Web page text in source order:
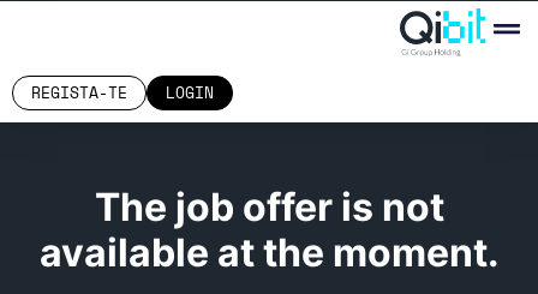
REGISTA-TE LOGIN
The job offer is not
available at the moment.